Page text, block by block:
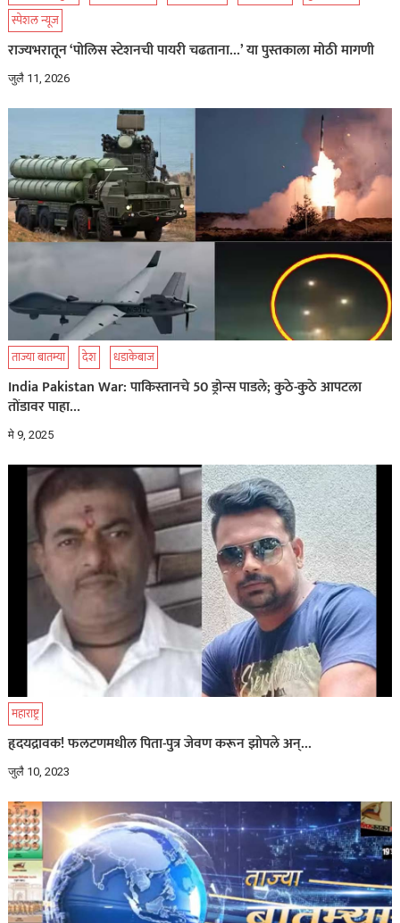
स्पेशल न्यूज
राज्यभरातून ‘पोलिस स्टेशनची पायरी चढताना…’ या पुस्तकाला मोठी मागणी
जुलै 11, 2026
ताज्या बातम्या देश धडाकेबाज
India Pakistan War: पाकिस्तानचे 50 ड्रोन्स पाडले; कुठे-कुठे आपटला
तोंडावर पाहा…
मे 9, 2025
महाराष्ट्र
हृदयद्रावक! फलटणमधील पिता-पुत्र जेवण करून झोपले अन्…
जुलै 10, 2023